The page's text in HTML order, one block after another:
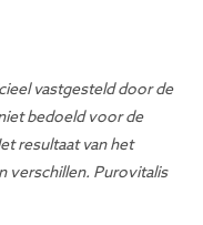
vastgesteld door de
bedoeld voor de
resultaat van het
verschillen. Purovitalis